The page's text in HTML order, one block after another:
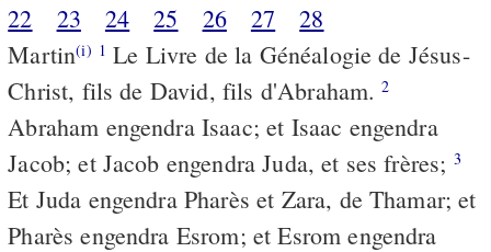
22
23 24 25 26 27
28
Martin(i) 1 Le Livre de la Généalogie de Jésus-
Christ, fils de David, fils d'Abraham.2
Abraham engendra Isaac; et Isaac engendra
Jacob; et Jacob engendra Juda, et ses frères; 3
Et Juda engendra Pharès et Zara, de Thamar; et
Pharès engendra Esrom; et Esrom engendra